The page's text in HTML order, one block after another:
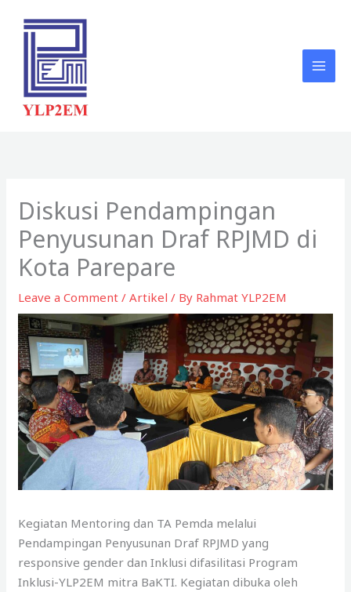
content
Diskusi Pendampingan
Penyusunan Draf RPJMD di
Kota Parepare
Leave a Comment /Artikel / By Rahmat YLP2EM
Kegiatan Mentoring dan TA Pemda melalui
Pendampingan Penyusunan Draf RPJMD yang
responsive gender dan Inklusi difasilitasi Program
Inklusi-YLP2EM mitra BaKTI. Kegiatan dibuka oleh